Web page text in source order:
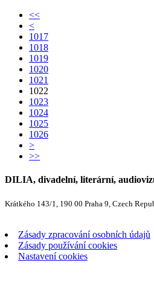
<<
<
1017
1018
1019
1020
1021
1022
1023
1024
1025
1026
>
>>
DILIA, divadelní, literární,
Krátkého 143/1, 190 00 Praha 9, Czech
Zásady zpracování osobních údajů
Zásady používání cookies
Nastavení cookies